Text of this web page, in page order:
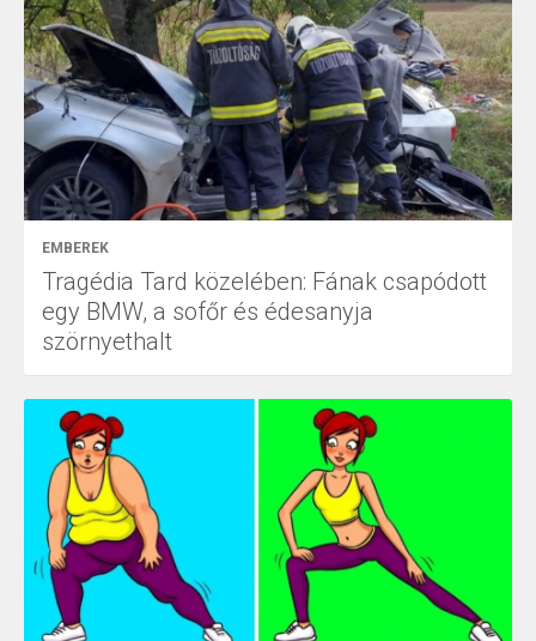
EMBEREK
Tragédia Tard közelében: Fának csapódott
egy BMW, a sofőr és édesanyja
szörnyethalt